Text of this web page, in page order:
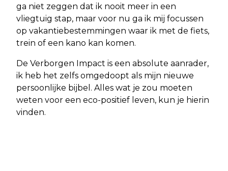
ga niet zeggen dat ik nooit meer in een
vliegtuig stap, maar voor nu ga ik mij focussen
op vakantiebestemmingen waar ik met de fiets,
trein of een kano kan komen.
De Verborgen Impact is een absolute aanrader,
ik heb het zelfs omgedoopt als mijn nieuwe
persoonlijke bijbel. Alles wat je zou moeten
weten voor een eco-positief leven, kun je hierin
vinden.